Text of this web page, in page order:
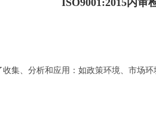
ISO9001:2015内审
集、分析和应用：如政策环境、市场